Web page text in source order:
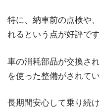
特に、納車前の点検や
れるという点が好評です
車の消耗部品が交換さ
を使った整備がされてい
長期間安心して乗り続